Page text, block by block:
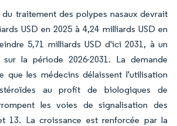
traitement des polypes nasaux devrait
USD en 2025 à 4,24 milliards USD en
5,71 milliards USD d'ici 2031, à un
la période 2026-2031. La demande
que les médecins délaissent l'utilisation
au profit de biologiques de
les voies de signalisation des
13. La croissance est renforcée par la